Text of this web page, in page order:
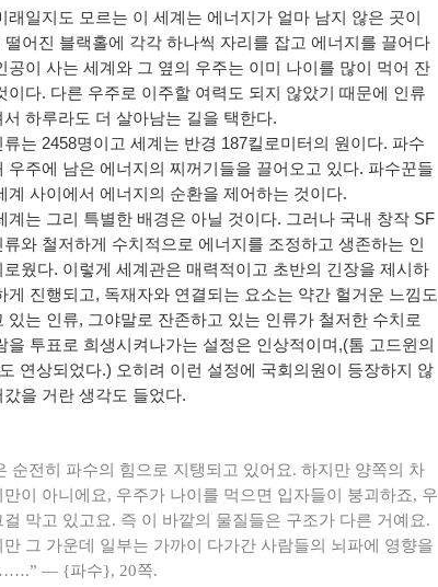
래일지도 모르는 이 세계는 에너지가 얼마 남지 않은 곳이
어진 블랙홀에 각각 하나씩 자리를 잡고 에너지를 끌어다
공이 사는 세계와 그 옆의 우주는 이미 나이를 많이 먹어 잔
이다. 다른 우주로 이주할 여력도 되지 않았기 때문에 인류
하루라도 더 살아남는 길을 택한다.
는 2458명이고 세계는 반경 187킬로미터의 원이다. 파수
우주에 남은 에너지의 찌꺼기들을 끌어오고 있다. 파수꾼들
계 사이에서 에너지의 순환을 제어하는 것이다.
계는 그리 특별한 배경은 아닐 것이다. 그러나 국내 창작 SF
와 철저하게 수치적으로 에너지를 조정하고 생존하는 인
웠다. 이렇게 세계관은 매력적이고 초반의 긴장을 제시하
게 진행되고, 독재자와 연결되는 요소는 약간 헐거운 느낌도
있는 인류, 그야말로 잔존하고 있는 인류가 철저한 수치로
을 투표로 희생시켜나가는 설정은 인상적이며,(톰 고드윈의
연상되었다.) 오히려 이런 설정에 국회의원이 등장하지 않
을 거란 생각도 들었다.
순전히 파수의 힘으로 지탱되고 있어요. 하지만 양쪽의 차
이 아니에요, 우주가 나이를 먹으면 입자들이 붕괴하죠, 우
막고 있고요. 즉 이 바깥의 물질들은 구조가 다른 거예요.
그 가운데 일부는 가까이 다가간 사람들의 뇌파에 영향을
― {파수}, 20쪽.